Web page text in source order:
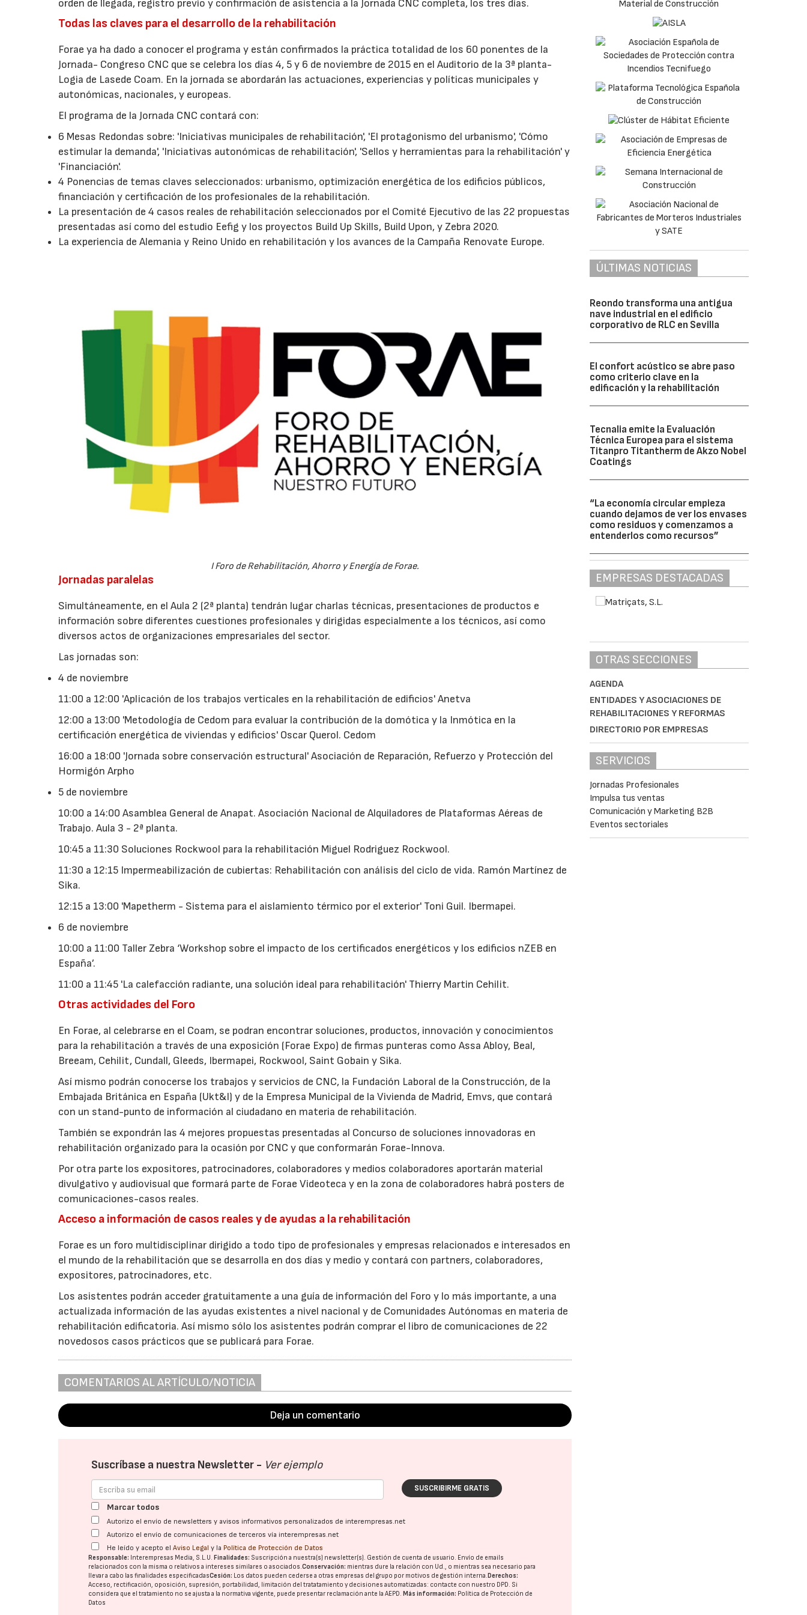
orden de llegada, registro previo y confirmación de asistencia a la Jornada CNC completa, los tres días.
Todas las claves para el desarrollo de la rehabilitación
Forae ya ha dado a conocer el programa y están confirmados la práctica totalidad de los 60 ponentes de la
Jornada- Congreso CNC que se celebra los días 4, 5 y 6 de noviembre de 2015 en el Auditorio de la 3ª planta-
Logia de Lasede Coam. En la jornada se abordarán las actuaciones, experiencias y políticas municipales y
autonómicas, nacionales, y europeas.
El programa de la Jornada CNC contará con:
6 Mesas Redondas sobre: 'Iniciativas municipales de rehabilitación', 'El protagonismo del urbanismo', 'Cómo
estimular la demanda', 'Iniciativas autonómicas de rehabilitación', 'Sellos y herramientas para la rehabilitación' y
'Financiación'.
4 Ponencias de temas claves seleccionados: urbanismo, optimización energética de los edificios públicos,
financiación y certificación de los profesionales de la rehabilitación.
La presentación de 4 casos reales de rehabilitación seleccionados por el Comité Ejecutivo de las 22 propuestas
presentadas así como del estudio Eefig y los proyectos Build Up Skills, Build Upon, y Zebra 2020.
La experiencia de Alemania y Reino Unido en rehabilitación y los avances de la Campaña Renovate Europe.
I Foro de Rehabilitación, Ahorro y Energía de Forae.
Jornadas paralelas
Simultáneamente, en el Aula 2 (2ª planta) tendrán lugar charlas técnicas, presentaciones de productos e
información sobre diferentes cuestiones profesionales y dirigidas especialmente a los técnicos, así como
diversos actos de organizaciones empresariales del sector.
Las jornadas son:
4 de noviembre
11:00 a 12:00 'Aplicación de los trabajos verticales en la rehabilitación de edificios' Anetva
12:00 a 13:00 'Metodología de Cedom para evaluar la contribución de la domótica y la Inmótica en la
certificación energética de viviendas y edificios' Oscar Querol. Cedom
16:00 a 18:00 'Jornada sobre conservación estructural' Asociación de Reparación, Refuerzo y Protección del
Hormigón Arpho
5 de noviembre
10:00 a 14:00 Asamblea General de Anapat. Asociación Nacional de Alquiladores de Plataformas Aéreas de
Trabajo. Aula 3 - 2ª planta.
10:45 a 11:30 Soluciones Rockwool para la rehabilitación Miguel Rodriguez Rockwool.
11:30 a 12:15 Impermeabilización de cubiertas: Rehabilitación con análisis del ciclo de vida. Ramón Martínez de
Sika.
12:15 a 13:00 'Mapetherm - Sistema para el aislamiento térmico por el exterior' Toni Guil. Ibermapei.
6 de noviembre
10:00 a 11:00 Taller Zebra ‘Workshop sobre el impacto de los certificados energéticos y los edificios nZEB en
España’.
11:00 a 11:45 'La calefacción radiante, una solución ideal para rehabilitación' Thierry Martin Cehilit.
Otras actividades del Foro
En Forae, al celebrarse en el Coam, se podran encontrar soluciones, productos, innovación y conocimientos
para la rehabilitación a través de una exposición (Forae Expo) de firmas punteras como Assa Abloy, Beal,
Breeam, Cehilit, Cundall, Gleeds, Ibermapei, Rockwool, Saint Gobain y Sika.
Así mismo podrán conocerse los trabajos y servicios de CNC, la Fundación Laboral de la Construcción, de la
Embajada Británica en España (Ukt&I) y de la Empresa Municipal de la Vivienda de Madrid, Emvs, que contará
con un stand-punto de información al ciudadano en materia de rehabilitación.
También se expondrán las 4 mejores propuestas presentadas al Concurso de soluciones innovadoras en
rehabilitación organizado para la ocasión por CNC y que conformarán Forae-Innova.
Por otra parte los expositores, patrocinadores, colaboradores y medios colaboradores aportarán material
divulgativo y audiovisual que formará parte de Forae Videoteca y en la zona de colaboradores habrá posters de
comunicaciones-casos reales.
Acceso a información de casos reales y de ayudas a la rehabilitación
Forae es un foro multidisciplinar dirigido a todo tipo de profesionales y empresas relacionados e interesados en
el mundo de la rehabilitación que se desarrolla en dos días y medio y contará con partners, colaboradores,
expositores, patrocinadores, etc.
Los asistentes podrán acceder gratuitamente a una guía de información del Foro y lo más importante, a una
actualizada información de las ayudas existentes a nivel nacional y de Comunidades Autónomas en materia de
rehabilitación edificatoria. Así mismo sólo los asistentes podrán comprar el libro de comunicaciones de 22
novedosos casos prácticos que se publicará para Forae.
COMENTARIOS AL ARTÍCULO/NOTICIA
Deja un comentario
Suscríbase a nuestra Newsletter - Ver ejemplo
SUSCRIBIRME GRATIS
Marcar todos
Autorizo el envío de newsletters y avisos informativos personalizados de interempresas.net
Autorizo el envío de comunicaciones de terceros vía interempresas.net
He leído y acepto elAviso Legal y la Política de Protección de Datos
Responsable: Interempresas Media, S.L.U. Finalidades: Suscripción a nuestra(s) newsletter(s). Gestión de cuenta de usuario. Envío de emails
relacionados con la misma o relativos a intereses similares o asociados.Conservación: mientras dure la relación con Ud., o mientras sea necesario para
llevar a cabo las finalidades especificadasCesión: Los datos pueden cederse a otras empresas del grupo por motivos de gestión interna. Derechos:
Acceso, rectificación, oposición, supresión, portabilidad, limitación del tratatamiento y decisiones automatizadas: contacte con nuestro DPD. Si
considera que el tratamiento no se ajusta a la normativa vigente, puede presentar reclamación ante laAEPD. Más información: Política de Protección de
Datos
ÚLTIMAS NOTICIAS
Reondo transforma una antigua
nave industrial en el edificio
corporativo de RLC en Sevilla
El confort acústico se abre paso
como criterio clave en la
edificación y la rehabilitación
Tecnalia emite la Evaluación
Técnica Europea para el sistema
Titanpro Titantherm de Akzo Nobel
Coatings
“La economía circular empieza
cuando dejamos de ver los envases
como residuos y comenzamos a
entenderlos como recursos”
EMPRESAS DESTACADAS
OTRAS SECCIONES
AGENDA
ENTIDADES Y ASOCIACIONES DE
REHABILITACIONES Y REFORMAS
DIRECTORIO POR EMPRESAS
SERVICIOS
Jornadas Profesionales
Impulsa tus ventas
Comunicación y Marketing B2B
Eventos sectoriales